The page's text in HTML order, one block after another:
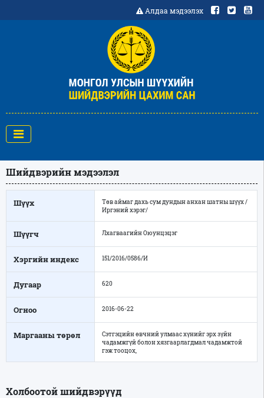
Алдаа мэдээлэх
Шийдвэрийн мэдээлэл
Шүүх
Төв аймаг дахь сум дундын анхан шатны шүүх /
Иргэний хэрэг/
Шүүгч Лхагваагийн Оюунцэцэг
Хэргийн индекс 151/2016/0586/И
Дугаар 620
Огноо 2016-06-22
Маргааны төрөл
Сэтгэцийн өвчний улмаас хүнийг эрх зүйн
чадамжгүй болон хязгаарлагдмал чадамжтой
гэж тооцох,
Холбоотой шийдвэрүүд